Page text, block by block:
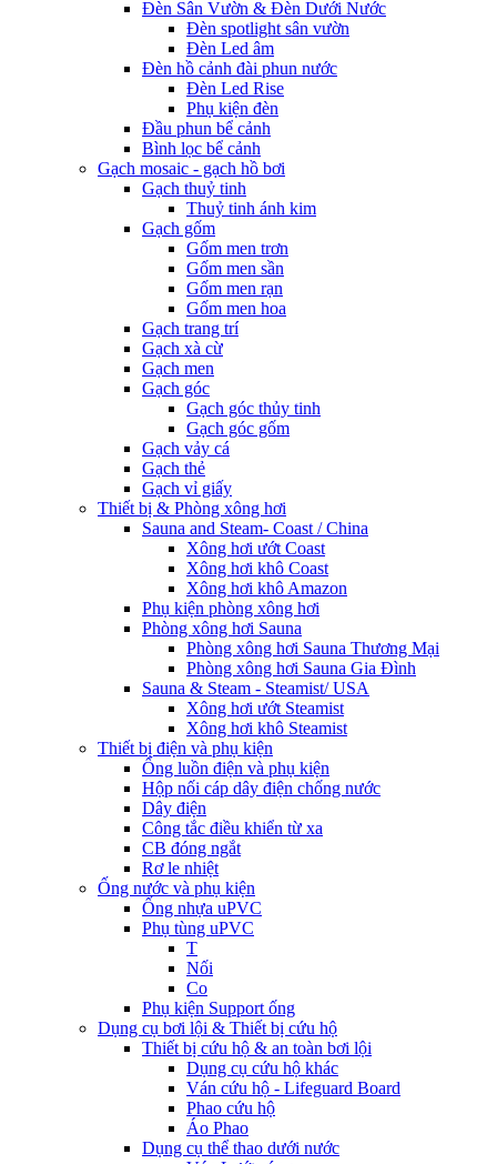
Đèn Sân Vườn & Đèn Dưới Nước
Đèn spotlight sân vườn
Đèn Led âm
Đèn hồ cảnh đài phun nước
Đèn Led Rise
Phụ kiện đèn
Đầu phun bể cảnh
Bình lọc bể cảnh
Gạch mosaic - gạch hồ bơi
Gạch thuỷ tinh
Thuỷ tinh ánh kim
Gạch gốm
Gốm men trơn
Gốm men sần
Gốm men rạn
Gốm men hoa
Gạch trang trí
Gạch xà cừ
Gạch men
Gạch góc
Gạch góc thủy tinh
Gạch góc gốm
Gạch vảy cá
Gạch thẻ
Gạch vỉ giấy
Thiết bị & Phòng xông hơi
Sauna and Steam- Coast / China
Xông hơi ướt Coast
Xông hơi khô Coast
Xông hơi khô Amazon
Phụ kiện phòng xông hơi
Phòng xông hơi Sauna
Phòng xông hơi Sauna Thương Mại
Phòng xông hơi Sauna Gia Đình
Sauna & Steam - Steamist/ USA
Xông hơi ướt Steamist
Xông hơi khô Steamist
Thiết bị điện và phụ kiện
Ống luồn điện và phụ kiện
Hộp nối cáp dây điện chống nước
Dây điện
Công tắc điều khiển từ xa
CB đóng ngắt
Rơ le nhiệt
Ống nước và phụ kiện
Ống nhựa uPVC
Phụ tùng uPVC
T
Nối
Co
Phụ kiện Support ống
Dụng cụ bơi lội & Thiết bị cứu hộ
Thiết bị cứu hộ & an toàn bơi lội
Dụng cụ cứu hộ khác
Ván cứu hộ - Lifeguard Board
Phao cứu hộ
Áo Phao
Dụng cụ thể thao dưới nước